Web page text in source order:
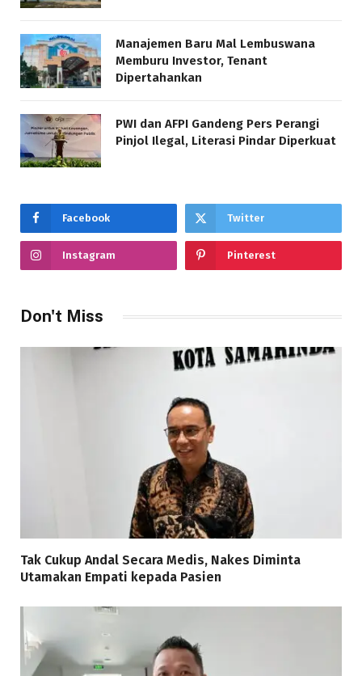
Manajemen Baru Mal Lembuswana
Memburu Investor, Tenant
Dipertahankan
PWI dan AFPI Gandeng Pers Perangi
Pinjol Ilegal, Literasi Pindar Diperkuat
Facebook Twitter
Instagram Pinterest
Don't Miss
Tak Cukup Andal Secara Medis, Nakes Diminta
Utamakan Empati kepada Pasien